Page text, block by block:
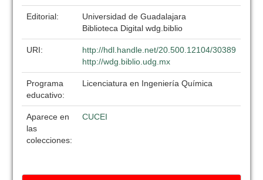
Editorial:
Universidad de Guadalajara
Biblioteca Digital wdg.biblio
URI:
http://hdl.handle.net/20.500.12104/30389
http://wdg.biblio.udg.mx
Programa
educativo:
Licenciatura en Ingeniería Química
Aparece en
las
colecciones:
CUCEI